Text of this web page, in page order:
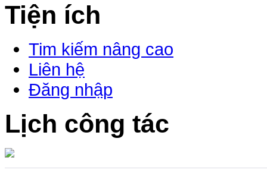
Tiện ích
Tim kiếm nâng cao
Liên hệ
Đăng nhập
Lịch công tác